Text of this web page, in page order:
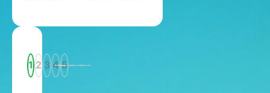
1 2 3 4 5